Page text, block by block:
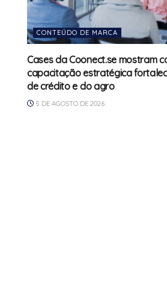
CONTEÚDO DE MARCA
Cases da Coonect.se mostram
capacitação estratégica
de crédito e do agro
5 DE AGOSTO DE 2026